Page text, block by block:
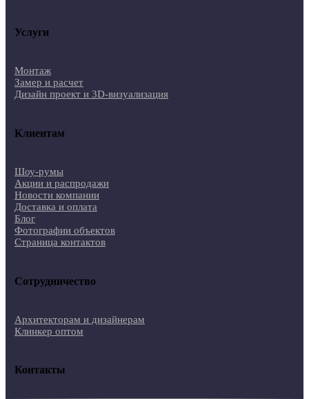
Услуги
Монтаж
Замер и расчет
Дизайн проект и 3D-визуализация
Клиентам
Шоу-румы
Акции и распродажи
Новости компании
Доставка и оплата
Блог
Фотографии объектов
Страница контактов
Сотрудничество
Архитекторам и дизайнерам
Клинкер оптом
Контакты